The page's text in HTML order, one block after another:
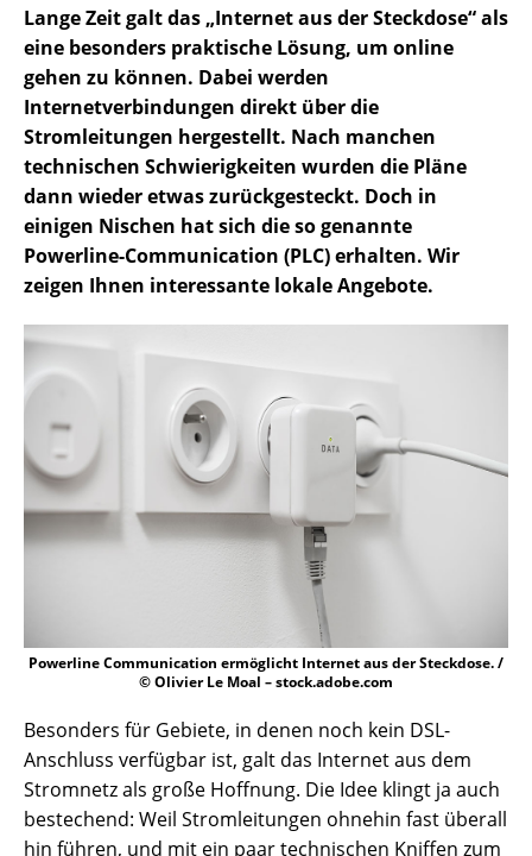
Lange Zeit galt das „Internet aus der Steckdose“ als
eine besonders praktische Lösung, um online
gehen zu können. Dabei werden
Internetverbindungen direkt über die
Stromleitungen hergestellt. Nach manchen
technischen Schwierigkeiten wurden die Pläne
dann wieder etwas zurückgesteckt. Doch in
einigen Nischen hat sich die so genannte
Powerline-Communication (PLC) erhalten. Wir
zeigen Ihnen interessante lokale Angebote.
Powerline Communication ermöglicht Internet aus der Steckdose. /
© Olivier Le Moal – stock.adobe.com
Besonders für Gebiete, in denen noch kein DSL-
Anschluss verfügbar ist, galt das Internet aus dem
Stromnetz als große Hoffnung. Die Idee klingt ja auch
bestechend: Weil Stromleitungen ohnehin fast überall
hin führen, und mit ein paar technischen Kniffen zum